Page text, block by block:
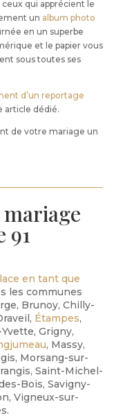
qui apprécient le
un album photo
en un superbe
et le papier vous
sous toutes ses
d’un reportage
article dédié.
de votre mariage un
91
en tant que
les communes
Brunoy, Chilly-
Étampes,
Grigny,
, Massy,
Morsang-sur-
Saint-Michel-
Bois, Savigny-
Vigneux-sur-